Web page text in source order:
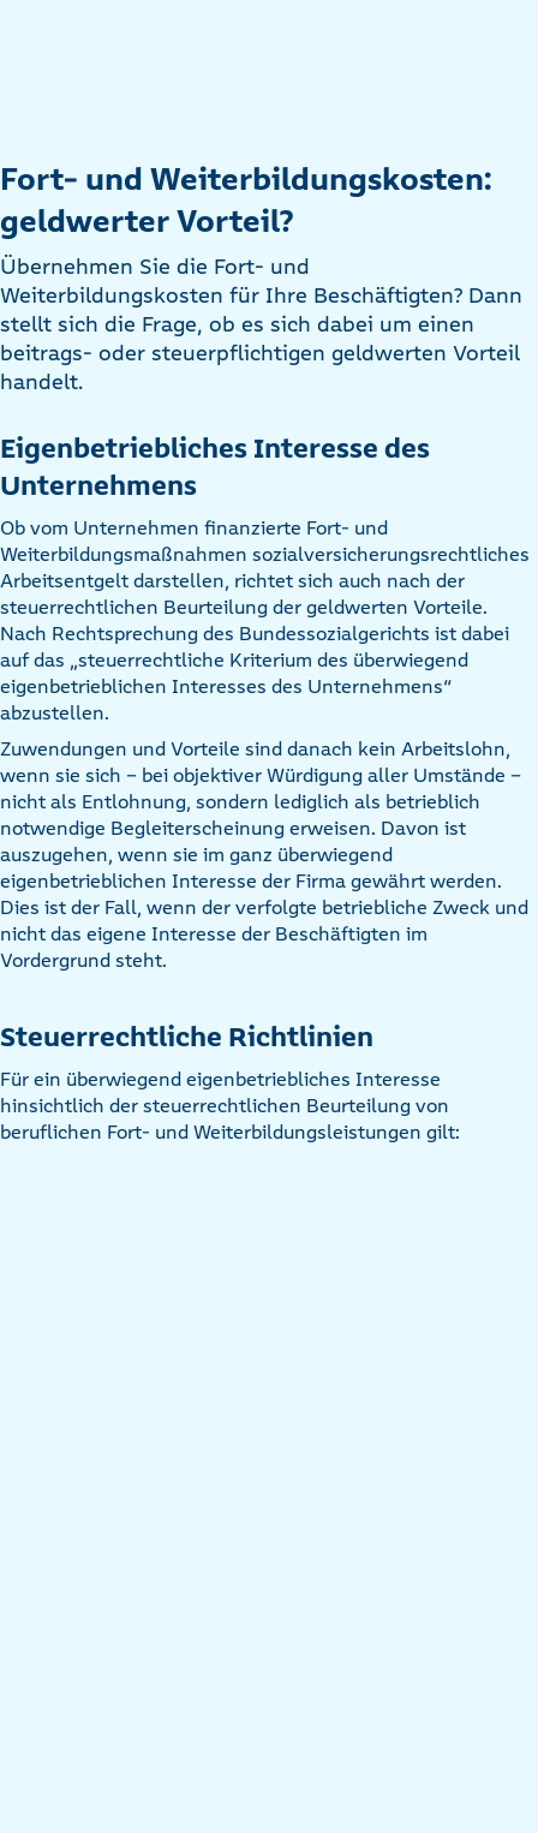
Fort- und Weiterbildungskosten:
geldwerter Vorteil?
Übernehmen Sie die Fort- und
Weiterbildungskosten für Ihre Beschäftigten? Dann
stellt sich die Frage, ob es sich dabei um einen
beitrags- oder steuerpflichtigen geldwerten Vorteil
handelt.
Eigenbetriebliches Interesse des
Unternehmens
Ob vom Unternehmen finanzierte Fort- und
Weiterbildungsmaßnahmen sozialversicherungsrechtliches
Arbeitsentgelt darstellen, richtet sich auch nach der
steuerrechtlichen Beurteilung der geldwerten Vorteile.
Nach Rechtsprechung des Bundessozialgerichts ist dabei
auf das „steuerrechtliche Kriterium des überwiegend
eigenbetrieblichen Interesses des Unternehmens“
abzustellen.
Zuwendungen und Vorteile sind danach kein Arbeitslohn,
wenn sie sich – bei objektiver Würdigung aller Umstände –
nicht als Entlohnung, sondern lediglich als betrieblich
notwendige Begleiterscheinung erweisen. Davon ist
auszugehen, wenn sie im ganz überwiegend
eigenbetrieblichen Interesse der Firma gewährt werden.
Dies ist der Fall, wenn der verfolgte betriebliche Zweck und
nicht das eigene Interesse der Beschäftigten im
Vordergrund steht.
Steuerrechtliche Richtlinien
Für ein überwiegend eigenbetriebliches Interesse
hinsichtlich der steuerrechtlichen Beurteilung von
beruflichen Fort- und Weiterbildungsleistungen gilt: